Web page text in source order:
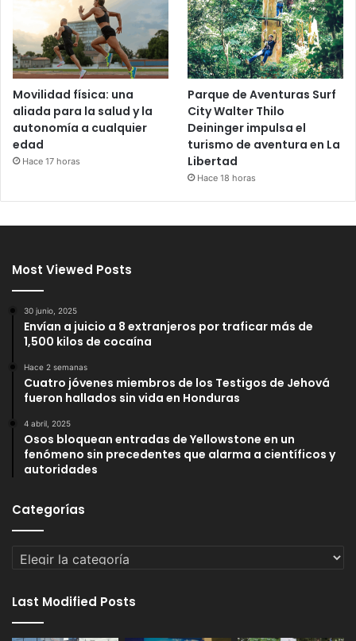
Movilidad física: una
aliada para la salud y la
autonomía a cualquier
edad
Hace 17 horas
Parque de Aventuras Surf
City Walter Thilo
Deininger impulsa el
turismo de aventura en La
Libertad
Hace 18 horas
Most Viewed Posts
30 junio, 2025
Envían a juicio a 8 extranjeros por traficar más de
1,500 kilos de cocaína
Hace 2 semanas
Cuatro jóvenes miembros de los Testigos de Jehová
fueron hallados sin vida en Honduras
4 abril, 2025
Osos bloquean entradas de Yellowstone en un
fenómeno sin precedentes que alarma a científicos y
autoridades
Categorías
Categorías
Last Modified Posts